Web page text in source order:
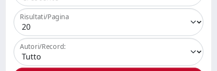
Risultati/Pagina
Autori/Record: